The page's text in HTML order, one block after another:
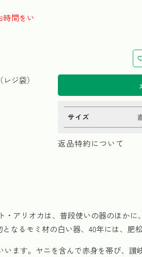
間をい
ジ袋）
サイズ
返品特約について
アリオカは、普段使いの器のほか
なるモミ材の白い器、40年には、肥
ます。ヤニを含んで赤身を帯び、讃